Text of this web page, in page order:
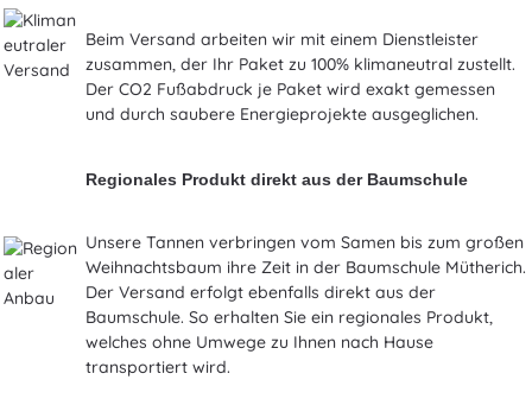
Beim Versand arbeiten wir mit einem Dienstleister
zusammen, der Ihr Paket zu 100% klimaneutral zustellt.
Der CO2 Fußabdruck je Paket wird exakt gemessen
und durch saubere Energieprojekte ausgeglichen.
Regionales Produkt direkt aus der Baumschule
Unsere Tannen verbringen vom Samen bis zum großen
Weihnachtsbaum ihre Zeit in der Baumschule Mütherich.
Der Versand erfolgt ebenfalls direkt aus der
Baumschule. So erhalten Sie ein regionales Produkt,
welches ohne Umwege zu Ihnen nach Hause
transportiert wird.